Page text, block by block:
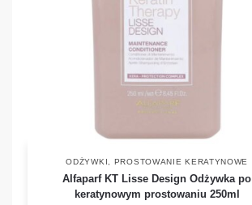
ODŻYWKI PROSTOWANIE KERATYNOWE
Alfaparf KT Lisse Design Odżywka po
keratynowym prostowaniu 250ml